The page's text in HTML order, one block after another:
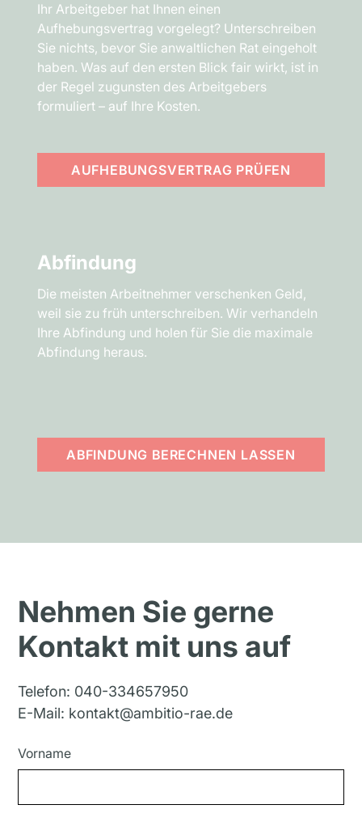
Ihr Arbeitgeber hat Ihnen einen
Aufhebungsvertrag vorgelegt? Unterschreiben
Sie nichts, bevor Sie anwaltlichen Rat eingeholt
haben. Was auf den ersten Blick fair wirkt, ist in
der Regel zugunsten des Arbeitgebers
formuliert – auf Ihre Kosten.
AUFHEBUNGSVERTRAG PRÜFEN
Abfindung
Die meisten Arbeitnehmer verschenken Geld,
weil sie zu früh unterschreiben. Wir verhandeln
Ihre Abfindung und holen für Sie die maximale
Abfindung heraus.
ABFINDUNG BERECHNEN LASSEN
Nehmen Sie gerne
Kontakt mit uns auf
Telefon: 040-334657950
E-Mail: kontakt@ambitio-rae.de
Vorname